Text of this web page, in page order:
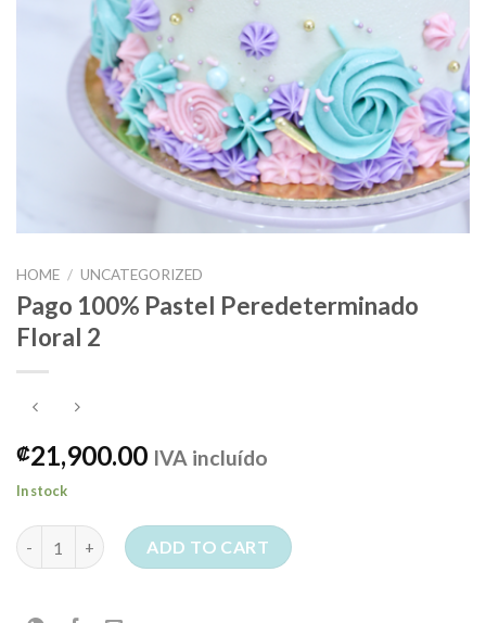
HOME / UNCATEGORIZED
Pago 100% Pastel Peredeterminado
Floral 2
₡21,900.00 IVA incluído
In stock
Pago 100% Pastel Peredeterminado Floral 2 quantity
ADD TO CART